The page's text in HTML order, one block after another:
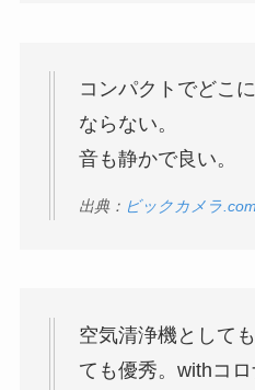
コンパクトでどこ
ならない。
音も静かで良い。
出典： ビックカメラ.com
空気清浄機として
ても優秀。withコロ